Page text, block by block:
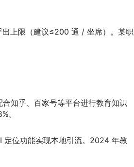
出上限（建议≤200 通 / 坐席）。某职
知乎、百家号等平台进行教育知识
。
定位功能实现本地引流。2024 年教